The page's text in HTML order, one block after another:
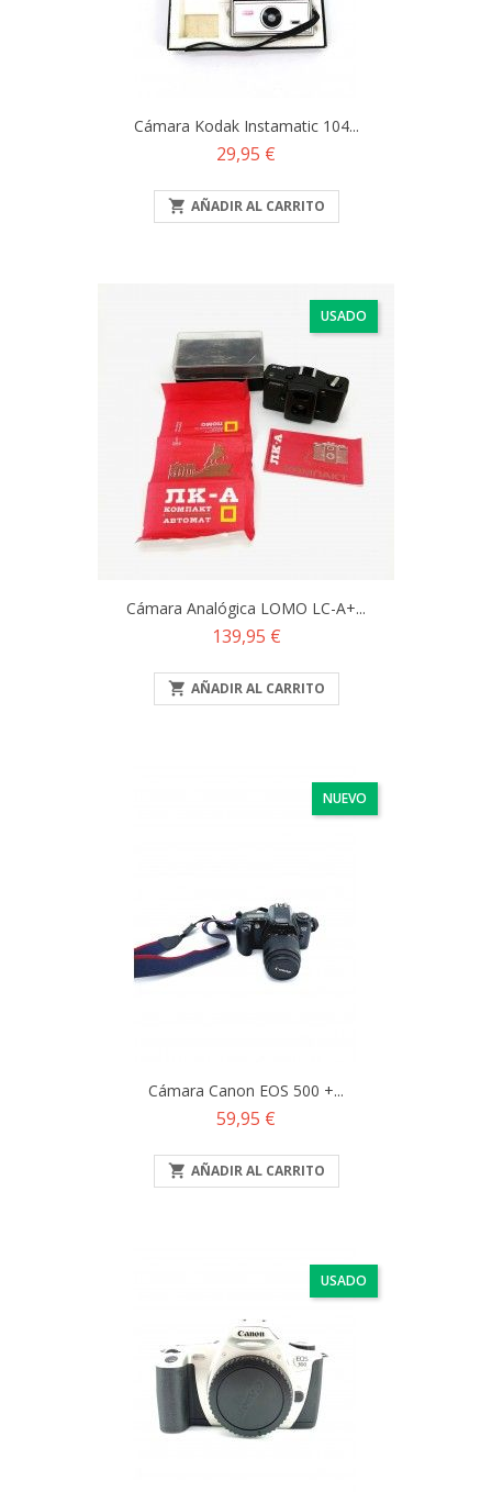
Cámara Kodak Instamatic 104...
Precio
29,95 €
 AÑADIR AL CARRITO
USADO
Cámara Analógica LOMO LC-A+...
Precio
139,95 €
 AÑADIR AL CARRITO
NUEVO
Cámara Canon EOS 500 +...
Precio
59,95 €
 AÑADIR AL CARRITO
USADO